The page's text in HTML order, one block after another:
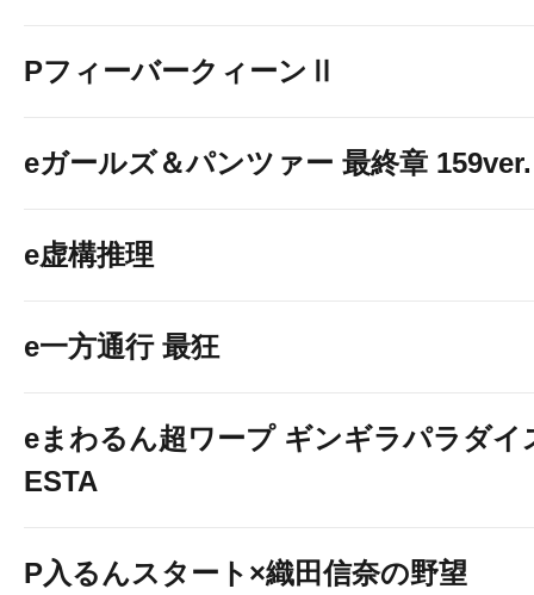
PフィーバークィーンⅡ
eガールズ＆パンツァー 最終章 159ver.
e虚構推理
e一方通行 最狂
eまわるん超ワープ ギンギラパラダイ
ESTA
P入るんスタート×織田信奈の野望